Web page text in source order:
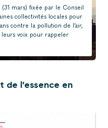
mars) fixée par le Conseil
collectivités locales pour
contre la pollution de l’air,
leurs voix pour rappeler
l’essence en